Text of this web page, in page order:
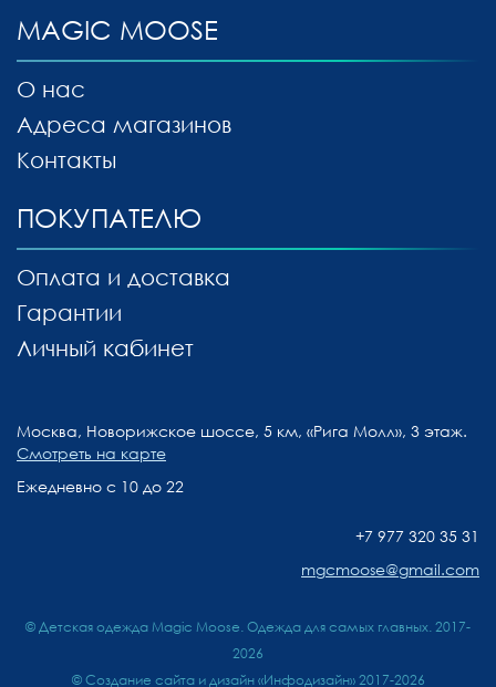
MAGIC MOOSE
О нас
Адреса магазинов
Контакты
ПОКУПАТЕЛЮ
Оплата и доставка
Гарантии
Личный кабинет
Москва, Новорижское шоссе, 5 км, «Рига Молл», 3 этаж.
Смотреть на карте
Ежедневно с 10 до 22
+7 977 320 35 31
mgcmoose@gmail.com
© Детская одежда Magic Moose. Одежда для самых главных. 2017-
2026
© Создание сайта и дизайн «Инфодизайн»2017-2026